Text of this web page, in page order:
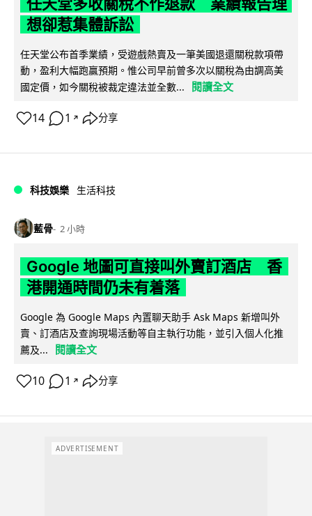
想卻惹集體訴訟
任天堂公布首季業績，受遊戲熱賣及一筆美國退還關稅款項帶
動，盈利大幅跑贏預期。惟公司早前曾多次以關稅為由調高美
國定價，如今關稅被裁定違法並全數...
閱讀全文
14 1 ↗ 分享
科技娛樂 生活科技
藍骨 2 小時
Google 地圖可直接叫外賣訂酒店 香
港開通時間仍未有着落
Google 為 Google Maps 內置聊天助手 Ask Maps 新增叫外
賣、訂酒店及查詢現場活動等自主執行功能，並引入個人化推
薦及...
閱讀全文
10 1 ↗ 分享
ADVERTISEMENT